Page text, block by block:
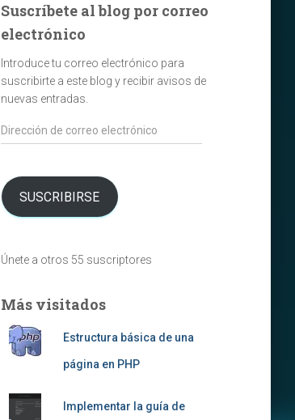
Suscríbete al blog por correo
electrónico
Introduce tu correo electrónico para
suscribirte a este blog y recibir avisos de
nuevas entradas.
Dirección
de
electrónico
SUSCRIBIRSE
Únete a otros 55 suscriptores
Más visitados
Estructura básica de una
página en PHP
Implementar la guía de